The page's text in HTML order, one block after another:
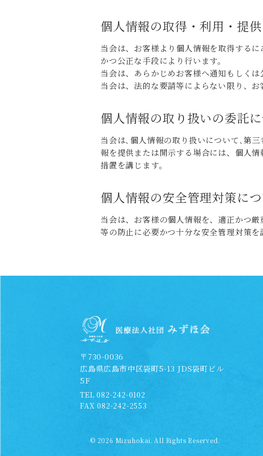
個人情報の取得・利用・提
当会は、お客様より個人情報を取得する
かつ公正な手段により行います。
当会は、あらかじめお客様へ通知もしく
当会は、法的な要請等によらない限り、
個人情報の取り扱いの委託
当会は､個人情報の取り扱いについて､第
報を提供または開示する場合には、個人
措置を講じます。
個人情報の安全管理対策に
当会は、お客様の個人情報を、適正かつ
等の防止に必要かつ十分な安全管理対策を
〒730-0036
広島県広島市中区袋町5-13 JDS袋町ビル
5F
TEL082-242-0102
FAX 082-242-2553
© 2026 Mizuhokai. All Rights Reserved.